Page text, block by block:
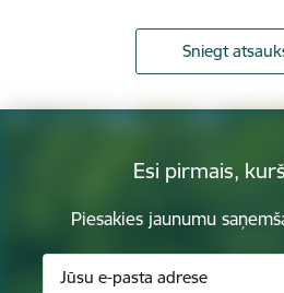
Sniegt
Esi pirmais,
Piesakies jaunumu